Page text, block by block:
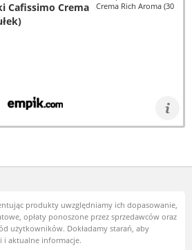
Cafissimo Crema
produkty uwzględniamy ich dopasowanie,
opłaty ponoszone przez sprzedawców oraz
użytkowników. Dokładamy starań, aby
i aktualne informacje.